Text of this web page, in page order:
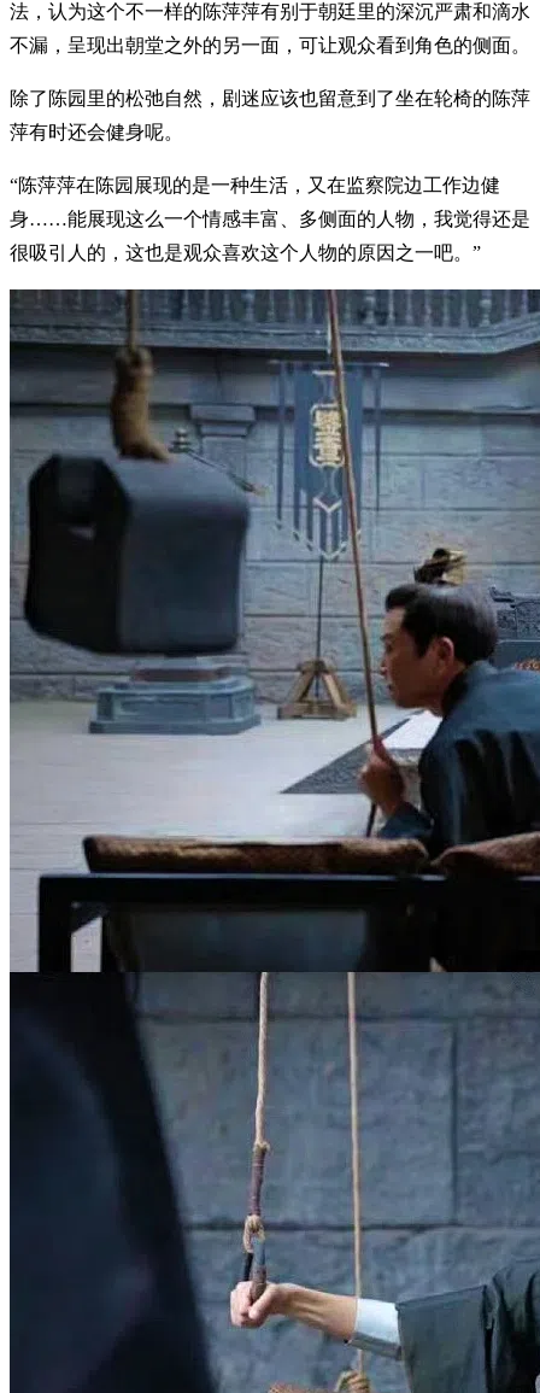
法，认为这个不一样的陈萍萍有别于朝廷里的深沉严肃和滴水
不漏，呈现出朝堂之外的另一面，可让观众看到角色的侧面。
除了陈园里的松弛自然，剧迷应该也留意到了坐在轮椅的陈萍
萍有时还会健身呢。
“陈萍萍在陈园展现的是一种生活，又在监察院边工作边健
身……能展现这么一个情感丰富、多侧面的人物，我觉得还是
很吸引人的，这也是观众喜欢这个人物的原因之一吧。”